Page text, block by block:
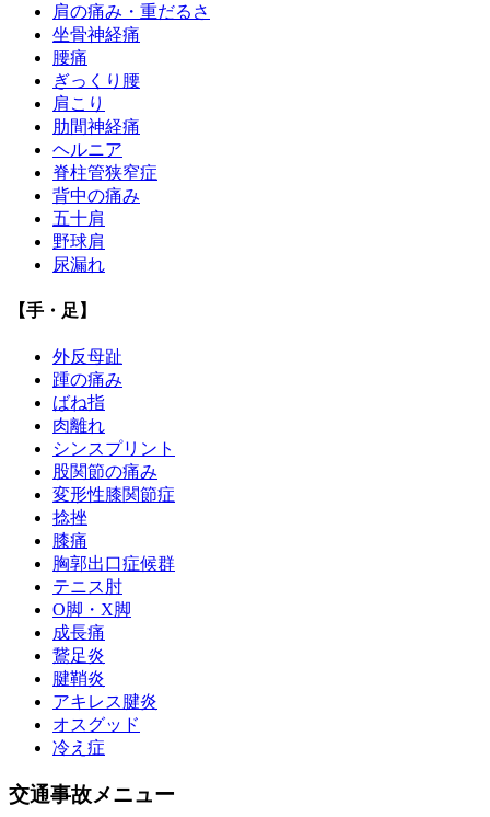
肩の痛み・重だるさ
坐骨神経痛
腰痛
ぎっくり腰
肩こり
肋間神経痛
ヘルニア
脊柱管狭窄症
背中の痛み
五十肩
野球肩
尿漏れ
【手・足】
外反母趾
踵の痛み
ばね指
肉離れ
シンスプリント
股関節の痛み
変形性膝関節症
捻挫
膝痛
胸郭出口症候群
テニス肘
О脚・X脚
成長痛
鵞足炎
腱鞘炎
アキレス腱炎
オスグッド
冷え症
交通事故メニュー